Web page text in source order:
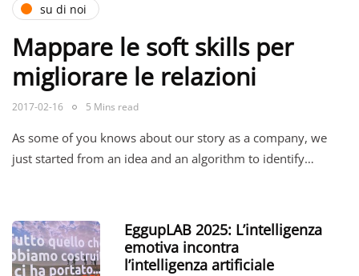
su di noi
Mappare le soft skills per
migliorare le relazioni
2017-02-16 5 Mins read
As some of you knows about our story as a company, we
just started from an idea and an algorithm to identify…
EggupLAB 2025: L’intelligenza
emotiva incontra
l’intelligenza artificiale